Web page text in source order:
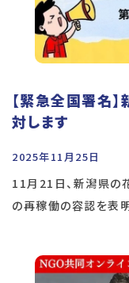
【緊急全国署名
対します
2025年11月25日
11月21日、新潟県の
の再稼働の容認を表